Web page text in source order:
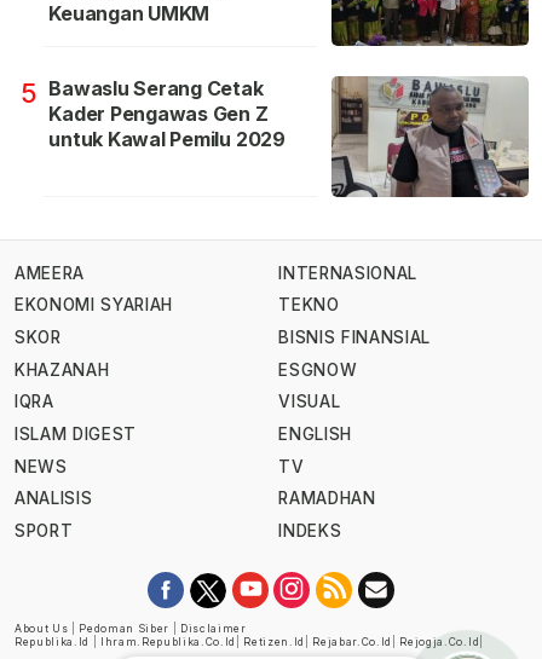
Keuangan UMKM
5 Bawaslu Serang Cetak
Kader Pengawas Gen Z
untuk Kawal Pemilu 2029
AMEERA
EKONOMI SYARIAH
SKOR
KHAZANAH
IQRA
ISLAM DIGEST
NEWS
ANALISIS
SPORT
INTERNASIONAL
TEKNO
BISNIS FINANSIAL
ESGNOW
VISUAL
ENGLISH
TV
RAMADHAN
INDEKS
About Us Pedoman Siber
Disclaimer
Republika.id
Ihram.republika.co.id Retizen.id Rejabar.co.id Rejogja.co.id